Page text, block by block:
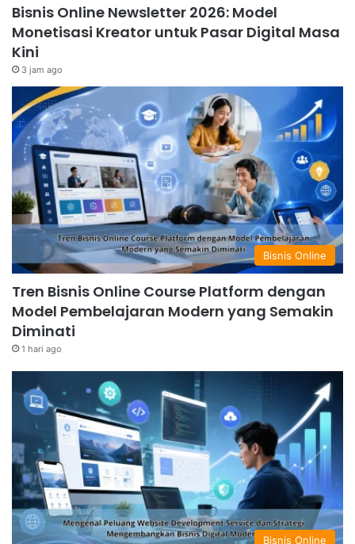
Bisnis Online Newsletter 2026: Model
Monetisasi Kreator untuk Pasar Digital Masa
Kini
3 jam ago
Bisnis Online
Tren Bisnis Online Course Platform dengan
Model Pembelajaran Modern yang Semakin
Diminati
1 hari ago
Bisnis Online